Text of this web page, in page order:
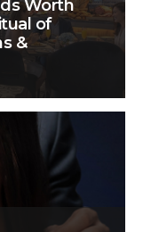
Worth
of
&